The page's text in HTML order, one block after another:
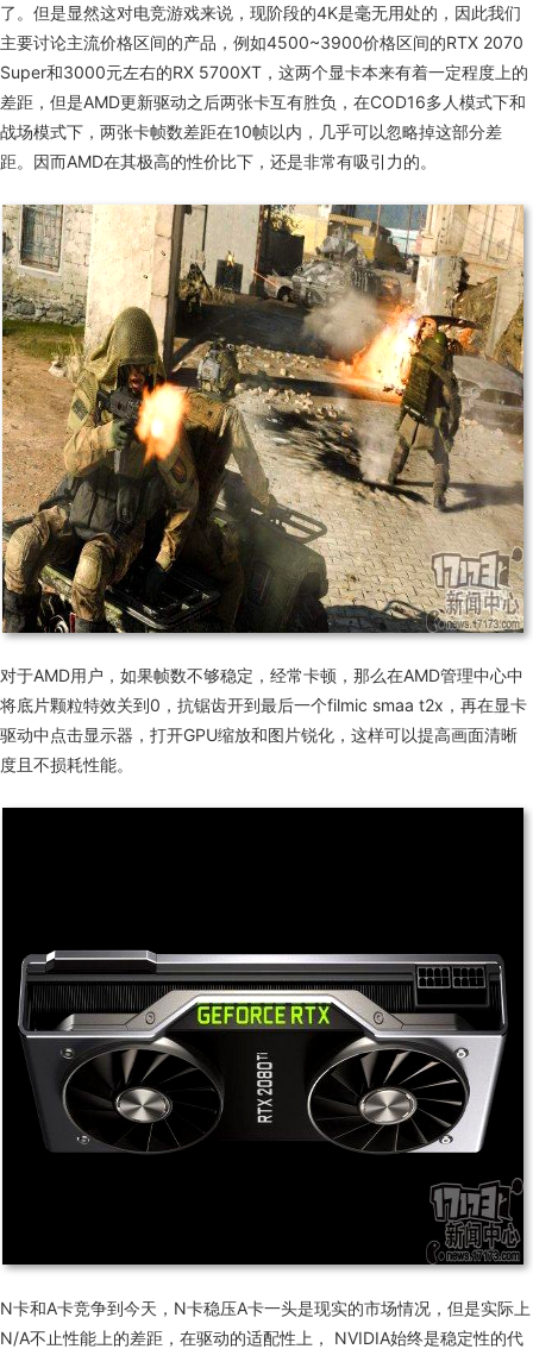
了。但是显然这对电竞游戏来说，现阶段的4K是毫无用处的，因此我们
主要讨论主流价格区间的产品，例如4500~3900价格区间的RTX 2070
Super和3000元左右的RX 5700XT ，这两个显卡本来有着一定程度上的
差距，但是AMD更新驱动之后两张卡互有胜负，在COD16多人模式下和
战场模式下，两张卡帧数差距在10帧以内，几乎可以忽略掉这部分差
距。因而AMD在其极高的性价比下，还是非常有吸引力的。
对于AMD用户，如果帧数不够稳定，经常卡顿，那么在AMD管理中心中
将底片颗粒特效关到0 ，抗锯齿开到最后一个filmic smaa t2x ，再在显卡
驱动中点击显示器，打开GPU缩放和图片锐化，这样可以提高画面清晰
度且不损耗性能。
N卡和A卡竞争到今天， N卡稳压A卡一头是现实的市场情况，但是实际上
N/A不止性能上的差距，在驱动的适配性上， NVIDIA始终是稳定性的代